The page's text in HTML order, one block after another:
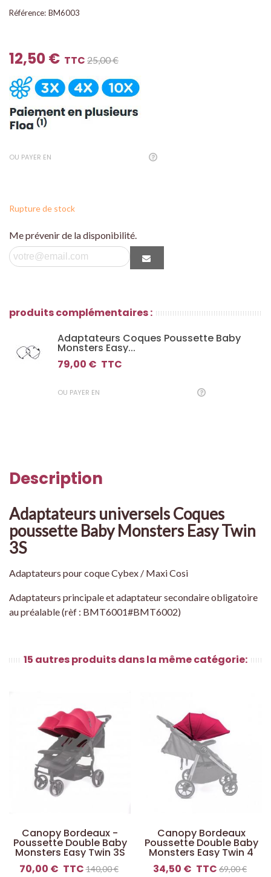
Référence: BM6003
12,50 € TTC 25,00 €
OU PAYER EN
Rupture de stock
Me prévenir de la disponibilité.
produits complémentaires :
Adaptateurs Coques Poussette Baby
Monsters Easy...
79,00 € TTC
OU PAYER EN
Description
Adaptateurs universels Coques
poussette Baby Monsters Easy Twin
3S
Adaptateurs pour coque Cybex / Maxi Cosi
Adaptateurs principale et adaptateur secondaire obligatoire
au préalable (rèf : BMT6001#BMT6002)
15 autres produits dans la même catégorie:
Canopy Bordeaux -
Poussette Double Baby
Monsters Easy Twin 3S
70,00 € TTC 140,00 €
Canopy Bordeaux
Poussette Double Baby
Monsters Easy Twin 4
34,50 € TTC 69,00 €